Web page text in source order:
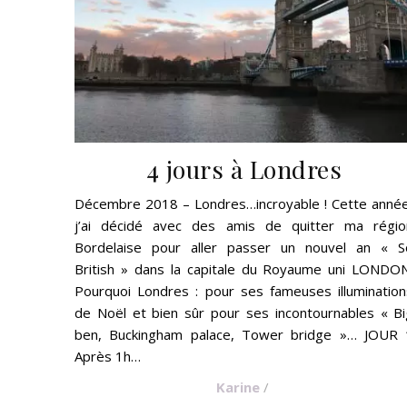
4 jours à Londres
Décembre 2018 – Londres…incroyable ! Cette
j’ai décidé avec des amis de quitter ma
Bordelaise pour aller passer un nouvel an «
British » dans la capitale du Royaume uni
Pourquoi Londres : pour ses fameuses
de Noël et bien sûr pour ses incontournables «
ben, Buckingham palace, Tower bridge »… JOUR
Après 1h…
Karine/